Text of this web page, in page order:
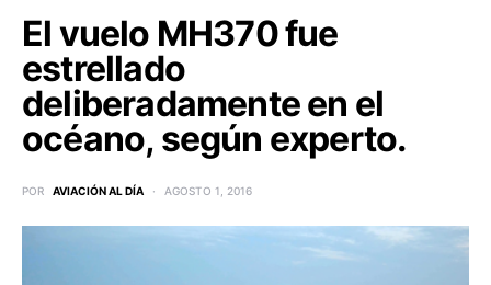
El vuelo MH370 fue
estrellado
deliberadamente en el
océano, según experto.
POR AVIACIÓN AL DÍA AGOSTO 1, 2016